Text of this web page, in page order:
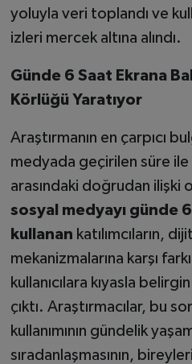
yoluyla veri toplandı ve
izleri mercek altına alındı.
Günde 6 Saat Ekrana
Körlüğü Yaratıyor
Araştırmanın en çarpıcı
medyada geçirilen süre ile
arasındaki doğrudan ilişki
sosyal medyayı günde
kullanan katılımcıların,
mekanizmalarına karşı
kullanıcılara kıyasla
çıktı. Araştırmacılar, bu
kullanımının gündelik
sıradanlaşmasının,